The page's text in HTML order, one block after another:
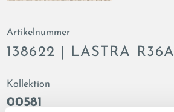
Artikelnummer
138622 | LASTRA R36A
Kollektion
00581